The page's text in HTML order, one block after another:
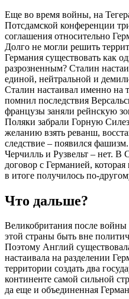
Еще во время войны, на
Потсдамской конференции
соглашения относительно
Долго не могли решить
Германия существовать как
разрозненным? Сталин
единой, нейтральной и
Сталин настаивал именно на
помнил последствия
французы заняли рейнскую
Поляки забрали Горную
желанию взять реванш,
следствие – появился
Черчилль и Рузвельт – нет.
договор с Германией,
в итоге получилось по-
Что дальше?
Великобритания после войны
этой страны быть вне
Поэтому Англий
настаивала на разделении
территории создать два
континенте самой сильной
да еще и объединенная